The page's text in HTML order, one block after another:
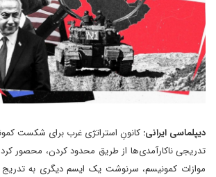
دیپلماسی ایرانی: کانونِ استراتژی غرب برای شکست
تدریجی ناکارآمدی‌ها از طریق محدود کردن، محصور
موازات کمونیسم، سرنوشت یک ایسم دیگری به